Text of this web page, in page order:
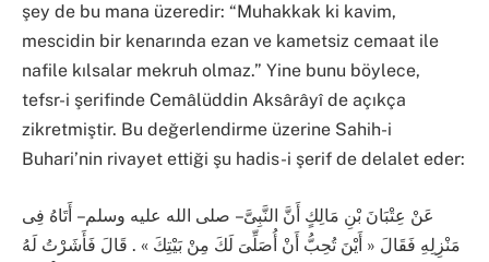
şey de bu mana üzeredir: “Muhakkak ki kavim,
mescidin bir kenarında ezan ve kametsiz cemaat ile
nafile kılsalar mekruh olmaz.” Yine bunu böylece,
tefsr-i şerifinde Cemâlüddin Aksârâyî de açıkça
zikretmiştir. Bu değerlendirme üzerine Sahih-i
Buhari’nin rivayet ettiği şu hadis-i şerif de delalet eder:
عَنْ عِتْبَانَ بْنِ مَالِكٍ أَنَّ النَّبِىَّ – صلى الله عليه وسلم – أَتَاهُ فِى
مَنْزِلِهِ فَقَالَ « أَيْنَ تُحِبُّ أَنْ أُصَلِّىَ لَكَ مِنْ بَيْتِكَ » . قَالَ فَأَشَرْتُ لَهُ